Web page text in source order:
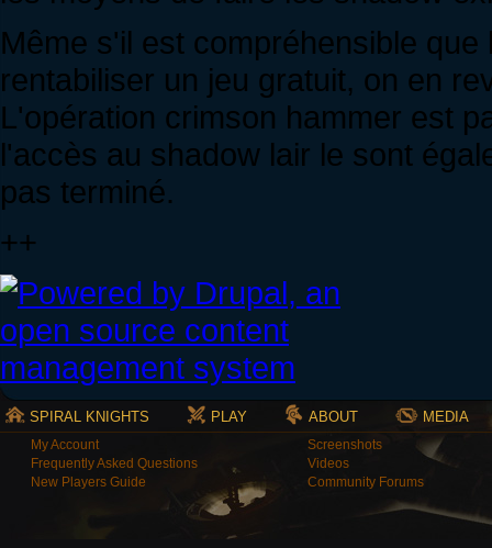
Même s'il est compréhensible
rentabiliser un jeu gratuit, on en
L'opération crimson hammer est
l'accès au shadow lair le sont
pas terminé.
++
SPIRAL KNIGHTS PLAY ABOUT MEDIA
My Account
Frequently Asked Questions
New Players Guide
Screenshots
Videos
Community Forums